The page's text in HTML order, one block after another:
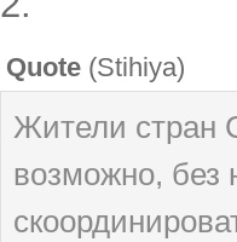
Quote (Stihiya)
Жители стран
возможно, без